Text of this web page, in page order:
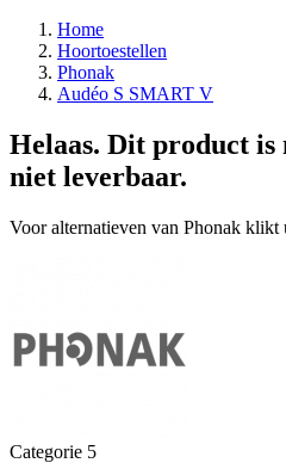
Home
Hoortoestellen
Phonak
Audéo S SMART V
Helaas. Dit product is
niet leverbaar.
Voor alternatieven van Phonak klikt
Categorie 5